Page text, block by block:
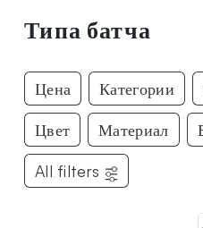
Типа батча
Цена Категории
Цвет Материал
All filters